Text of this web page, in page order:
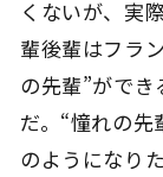
くないが、実
輩後輩はフラ
の先輩”ができ
だ。“憧れの
のようになり